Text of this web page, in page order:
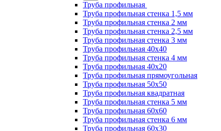
Труба профильная
Труба профильная стенка 1,5 мм
Труба профильная стенка 2 мм
Труба профильная стенка 2,5 мм
Труба профильная стенка 3 мм
Труба профильная 40х40
Труба профильная стенка 4 мм
Труба профильная 40х20
Труба профильная прямоугольная
Труба профильная 50х50
Труба профильная квадратная
Труба профильная стенка 5 мм
Труба профильная 60х60
Труба профильная стенка 6 мм
Труба профильная 60х30